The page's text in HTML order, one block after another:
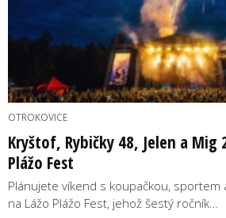
OTROKOVICE
Kryštof, Rybičky 48, Jelen a Mig
Plážo Fest
Plánujete víkend s koupačkou, sportem
na Lážo Plážo Fest, jehož šestý ročník…